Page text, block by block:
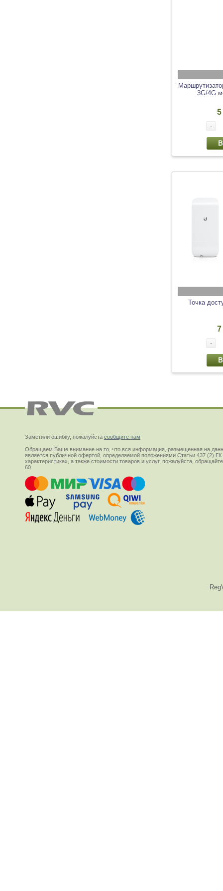
3G/4G
5
-
Точка
7
-
Заметили ошибку, пожалуйста сообщите нам
Обращаем Ваше внимание на то, что вся информация, размещенная на
является публичной офертой, определяемой положениями Статьи 437 (2)
характеристиках, а также стоимости товаров и услуг, пожалуйста,
60.